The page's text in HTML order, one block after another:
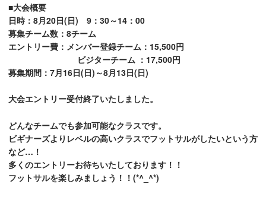
■大会概要
日時：8月20日(日) 9：30～14：00
募集チーム数：8チーム
エントリー費：メンバー登録チーム：15,500円
ビジターチーム ：17,500円
募集期間：7月16日(日)～8月13日(日)
大会エントリー受付終了いたしました。
どんなチームでも参加可能なクラスです。
ビギナーズよりレベルの高いクラスでフットサルがしたいという方
など…！
多くのエントリーお待ちいたしております！！
フットサルを楽しみましょう！！(*^_^*)